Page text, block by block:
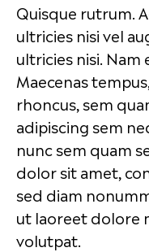
Quisque rutrum.
ultricies nisi vel
ultricies nisi. Nam
Maecenas
rhoncus, sem
adipiscing sem
nunc sem quam
dolor sit amet,
sed diam
ut laoreet dolore
volutpat.